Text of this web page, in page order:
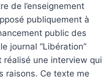
de l’enseignement
publiquement à
public des
journal “Libération”
réalisé une interview qui
raisons. Ce texte me